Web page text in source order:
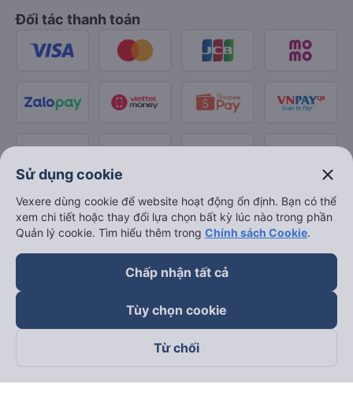
Đối tác thanh toán
Theo dõi chúng tôi trên
Sử dụng cookie close
Vexere dùng cookie để website hoạt động ổn định. Bạn có thể
xem chi tiết hoặc thay đổi lựa chọn bất kỳ lúc nào trong phần
Quản lý cookie. Tìm hiểu thêm trong Chính sách Cookie.
Chấp nhận tất cả
Tùy chọn cookie
Từ chối